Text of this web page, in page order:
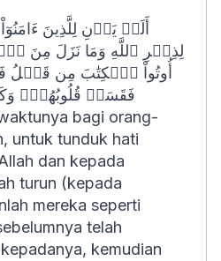
لِذِكۡرِ ٱللَّهِ وَمَا نَزَلَ مِنَ
أُوتُواْ ٱلۡكِتَٰبَ مِن قَبۡلُ
فَقَسَتۡ قُلُوبُهُمۡۖ
bagi orang-
untuk tunduk hati
dan kepada
turun (kepada
mereka seperti
telah
kemudian